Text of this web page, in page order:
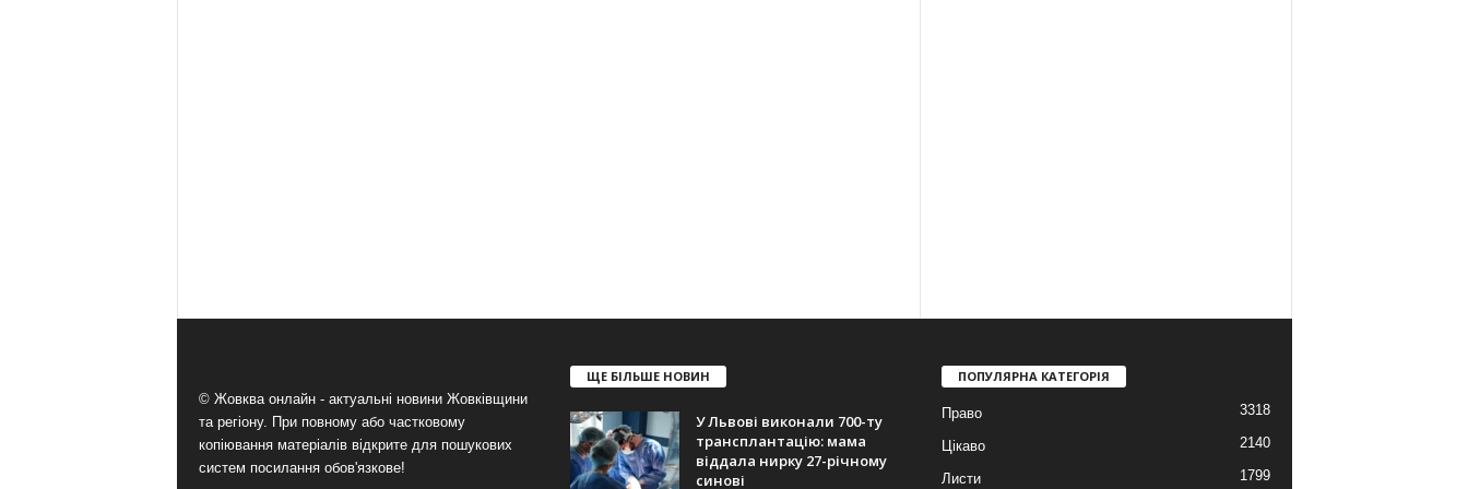
© Жовква онлайн - актуальні новини Жовківщини
та регіону. При повному або частковому
копіювання матеріалів відкрите для пошукових
систем посилання обов'язкове!
ЩЕ БІЛЬШЕ НОВИН
У Львові виконали 700-ту
трансплантацію: мама
віддала нирку 27-річному
синові
ПОПУЛЯРНА КАТЕГОРІЯ
Право 3318
Цікаво 2140
Листи 1799